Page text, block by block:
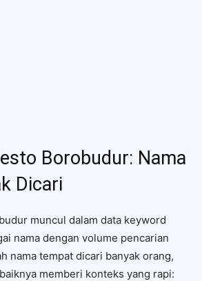
Borobudur: Nama
Dicari
muncul dalam data keyword
nama dengan volume pencarian
nama tempat dicari banyak orang,
memberi konteks yang rapi: